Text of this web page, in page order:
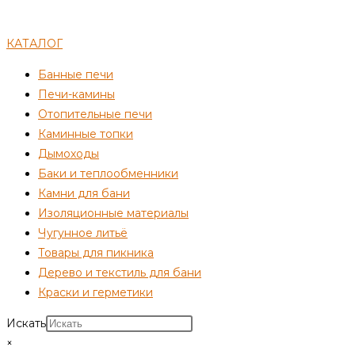
КАТАЛОГ
Банные печи
Печи-камины
Отопительные печи
Каминные топки
Дымоходы
Баки и теплообменники
Камни для бани
Изоляционные материалы
Чугунное литьё
Товары для пикника
Дерево и текстиль для бани
Краски и герметики
Искать
×